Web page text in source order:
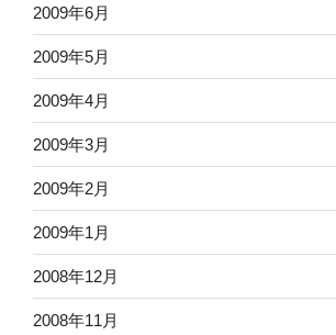
2009年6月
2009年5月
2009年4月
2009年3月
2009年2月
2009年1月
2008年12月
2008年11月